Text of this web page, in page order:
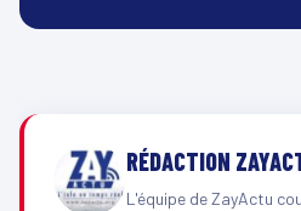
RÉDACTION
L'équipe de ZayActu